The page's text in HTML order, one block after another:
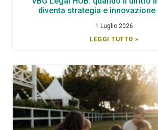
diventa strategia e innovazione
1 Luglio 2026
LEGGI TUTTO »